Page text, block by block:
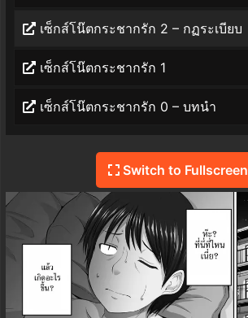
เซ็กส์โน๊ตกระชากรัก 2 – กฏระเบียบ
เซ็กส์โน๊ตกระชากรัก 1
เซ็กส์โน๊ตกระชากรัก 0 – บทนำ
Switch to Fullscreen